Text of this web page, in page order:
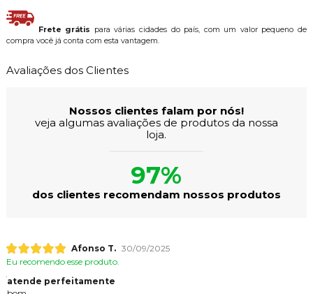
Frete grátis para várias cidades do país, com um valor pequeno de
compra você já conta com esta vantagem.
Avaliações dos Clientes
Nossos clientes falam por nós!
veja algumas avaliações de produtos da nossa
loja.
97%
dos clientes recomendam nossos produtos
Afonso T. 30/09/2025
Eu recomendo esse produto.
atende perfeitamente